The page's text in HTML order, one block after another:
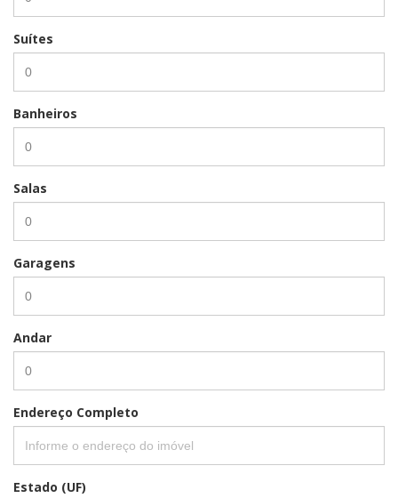
Suítes
Banheiros
Salas
Garagens
Andar
Endereço Completo
Estado (UF)